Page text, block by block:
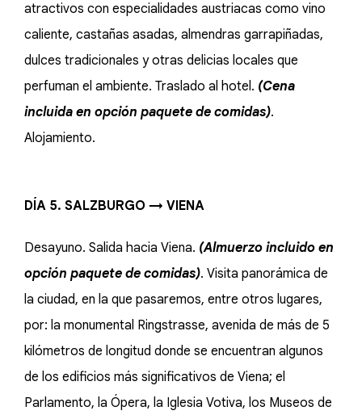
atractivos con especialidades austriacas como vino
caliente, castañas asadas, almendras garrapiñadas,
dulces tradicionales y otras delicias locales que
perfuman el ambiente. Traslado al hotel. (Cena
incluida en opción paquete de comidas).
Alojamiento.
DÍA 5. SALZBURGO → VIENA
Desayuno. Salida hacia Viena. (Almuerzo incluido en
opción paquete de comidas). Visita panorámica de
la ciudad, en la que pasaremos, entre otros lugares,
por: la monumental Ringstrasse, avenida de más de 5
kilómetros de longitud donde se encuentran algunos
de los edificios más significativos de Viena; el
Parlamento, la Ópera, la Iglesia Votiva, los Museos de